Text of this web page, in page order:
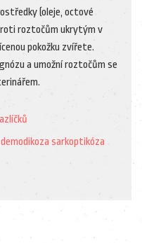
(oleje, octové
roztočům ukrytým v
pokožku zvířete.
a umožní roztočům se
demodikoza sarkoptikóza